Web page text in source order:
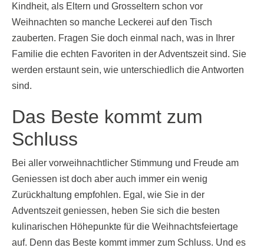
Kindheit, als Eltern und Grosseltern schon vor
Weihnachten so manche Leckerei auf den Tisch
zauberten. Fragen Sie doch einmal nach, was in Ihrer
Familie die echten Favoriten in der Adventszeit sind. Sie
werden erstaunt sein, wie unterschiedlich die Antworten
sind.
Das Beste kommt zum
Schluss
Bei aller vorweihnachtlicher Stimmung und Freude am
Geniessen ist doch aber auch immer ein wenig
Zurückhaltung empfohlen. Egal, wie Sie in der
Adventszeit geniessen, heben Sie sich die besten
kulinarischen Höhepunkte für die Weihnachtsfeiertage
auf. Denn das Beste kommt immer zum Schluss. Und es